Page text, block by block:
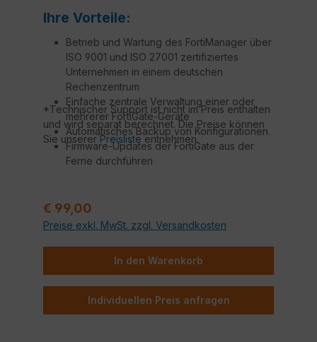
Ihre Vorteile:
Betrieb und Wartung des FortiManager über
ISO 9001 und ISO 27001 zertifiziertes
Unternehmen in einem deutschen
Rechenzentrum
Einfache zentrale Verwaltung einer oder
mehrerer FortiGate-Geräte
Automatisches Backup von Konfigurationen.
Firmware-Updates der FortiGate aus der
Ferne durchführen
*Technischer Support ist nicht im Preis enthalten
und wird separat berechnet. Die Preise können
Sie unsererPreislisteentnehmen.
Regulärer Preis:
€ 99,00
Preise exkl. MwSt. zzgl. Versandkosten
In den Warenkorb
Individuellen Preis anfragen